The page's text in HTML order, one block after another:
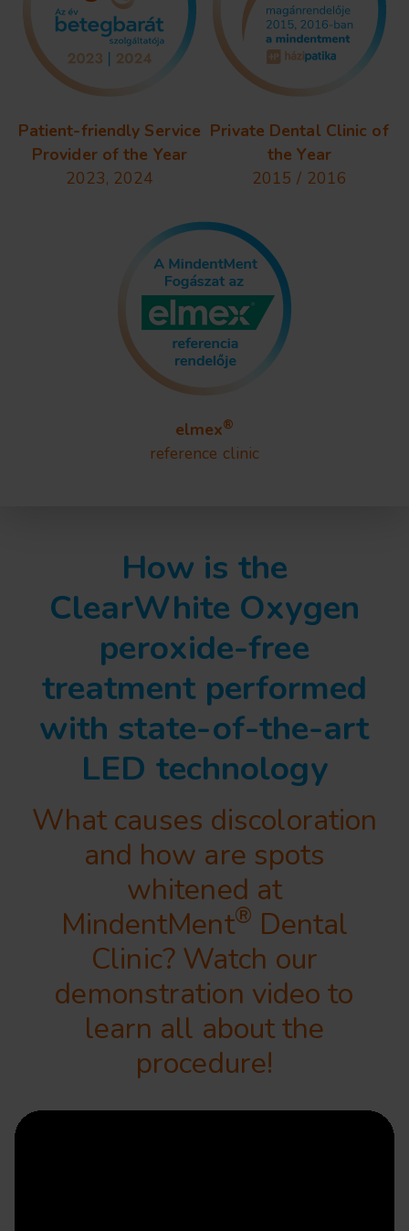
Patient-friendly Service
Provider of the Year
2023, 2024
Private Dental Clinic of
the Year
2015 / 2016
elmex®
reference clinic
How is the
ClearWhite Oxygen
peroxide-free
treatment performed
with state-of-the-art
LED technology
What causes discoloration
and how are spots
whitened at
MindentMent® Dental
Clinic? Watch our
demonstration video to
learn all about the
procedure!